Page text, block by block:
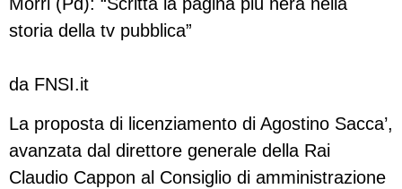
storia della tv pubblica”
da FNSI.it
La proposta di licenziamento di Agostino Sacca’,
avanzata dal direttore generale della Rai
Claudio Cappon al Consiglio di amministrazione